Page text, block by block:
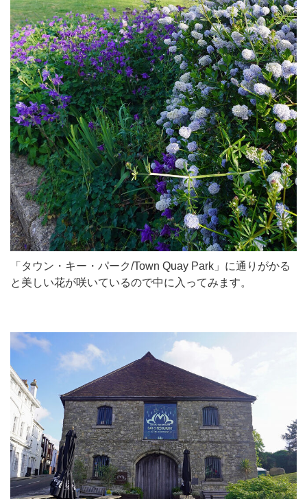
「タウン・キー・パーク/Town Quay Park」に通りがかる
と美しい花が咲いているので中に入ってみます。